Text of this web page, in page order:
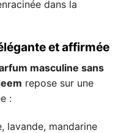
dans la
et affirmée
masculine sans
repose sur une
:
lavande, mandarine